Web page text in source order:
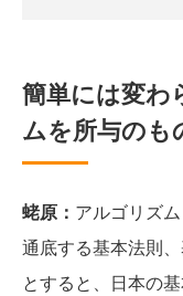
簡単には変わ
ムを所与のも
蛯原： アルゴリズ
通底する基本法則
とすると、日本の